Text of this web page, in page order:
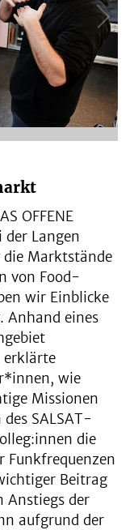
OFFENE
der Langen
die Marktstände
von Food-
wir Einblicke
Anhand eines
erklärte
wie
Missionen
SALSAT-
die
Funkfrequenzen
Beitrag
Anstiegs der
aufgrund der